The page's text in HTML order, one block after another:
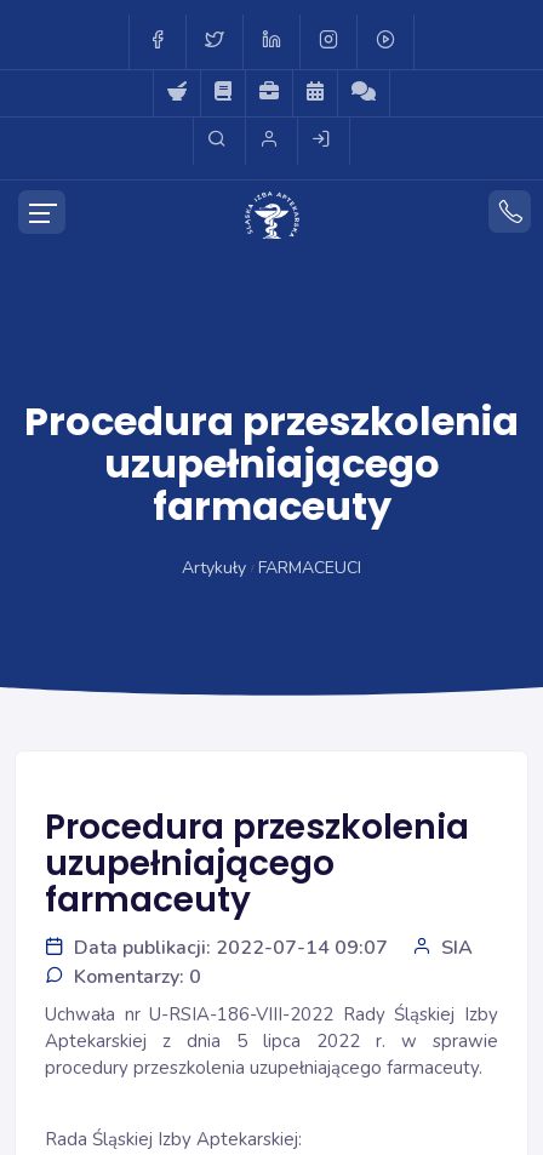
Procedura przeszkolenia
uzupełniającego
farmaceuty
Artykuły FARMACEUCI
Procedura przeszkolenia
uzupełniającego
farmaceuty
Data publikacji: 2022-07-14 09:07
SIA
Komentarzy: 0
Uchwała nr U-RSIA-186-VIII-2022 Rady Śląskiej Izby
Aptekarskiej z dnia 5 lipca 2022 r. w sprawie
procedury przeszkolenia uzupełniającego farmaceuty.
Rada Śląskiej Izby Aptekarskiej: